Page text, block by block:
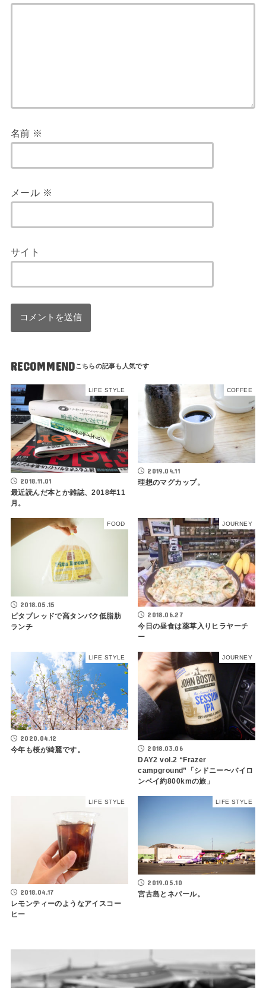
名前 ※
メール ※
サイト
RECOMMEND
LIFE STYLE
2018.11.01
最近読んだ本とか雑誌、2018年11
月。
COFFEE
2019.04.11
理想のマグカップ。
FOOD
2018.05.15
ピタブレッドで高タンパク低脂肪
ランチ
JOURNEY
2018.06.27
今日の昼食は薬草入りヒラヤーチ
ー
LIFE STYLE
2020.04.12
今年も桜が綺麗です。
JOURNEY
2018.03.06
DAY2 vol.2 “Frazer
campground”「シドニー〜バイロ
ンベイ約800kmの旅」
LIFE STYLE
2018.04.17
レモンティーのようなアイスコー
ヒー
LIFE STYLE
2019.05.10
宮古島とネパール。